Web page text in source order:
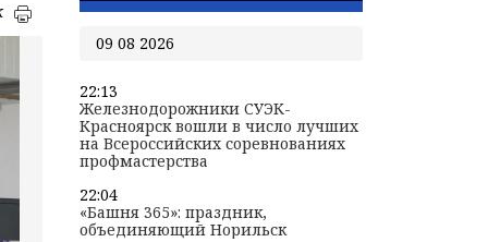
09 08 2026
22:13
Железнодорожники СУЭК-
Красноярск вошли в число лучших
на Всероссийских соревнованиях
профмастерства
22:04
«Башня 365»: праздник,
объединяющий Норильск